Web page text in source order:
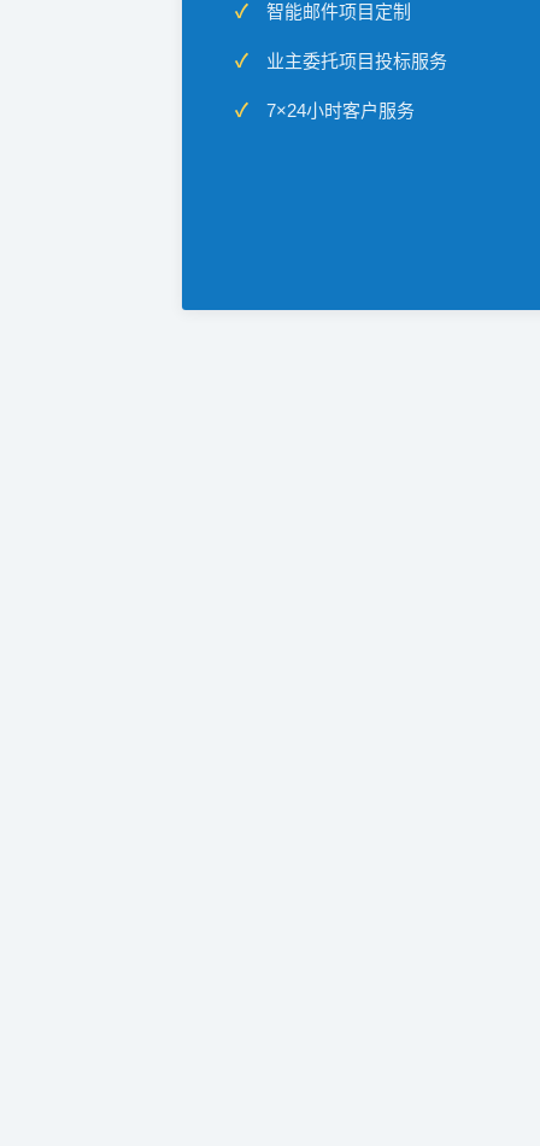
智能邮件项目定制
业主委托项目投标服务
7×24小时客户服务